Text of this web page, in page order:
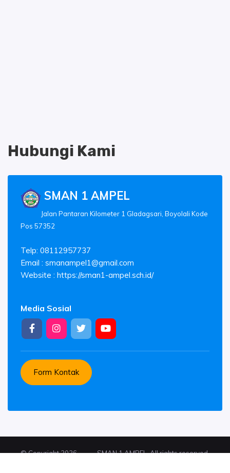
Hubungi Kami
SMAN 1 AMPEL
Jalan Pantaran Kilometer 1 Gladagsari, Boyolali Kode
Pos 57352
Telp: 08112957737
Email : smanampel1@gmail.com
Website : https://sman1-ampel.sch.id/
Media Sosial
Form Kontak
© Copyright 2026 . SMAN 1 AMPEL. All rights reserved.